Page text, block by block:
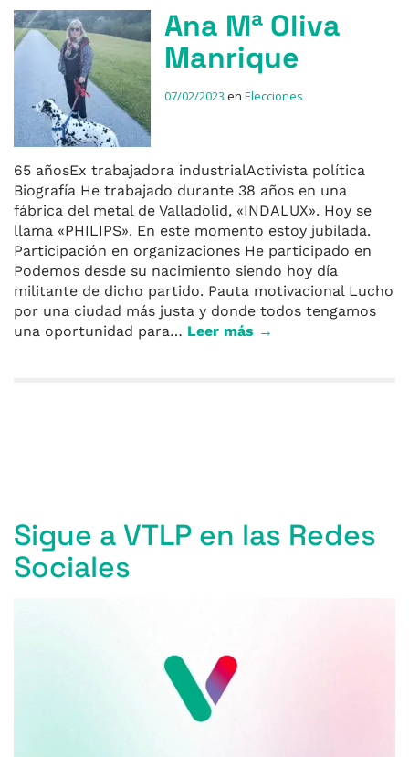
Ana Mª Oliva
Manrique
07/02/2023 en Elecciones
65 añosEx trabajadora industrialActivista política
Biografía He trabajado durante 38 años en una
fábrica del metal de Valladolid, «INDALUX». Hoy se
llama «PHILIPS». En este momento estoy jubilada.
Participación en organizaciones He participado en
Podemos desde su nacimiento siendo hoy día
militante de dicho partido. Pauta motivacional Lucho
por una ciudad más justa y donde todos tengamos
una oportunidad para… Leer más →
Sigue a VTLP en las Redes
Sociales